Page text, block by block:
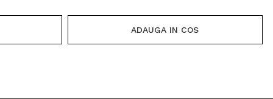
ADAUGA IN COS